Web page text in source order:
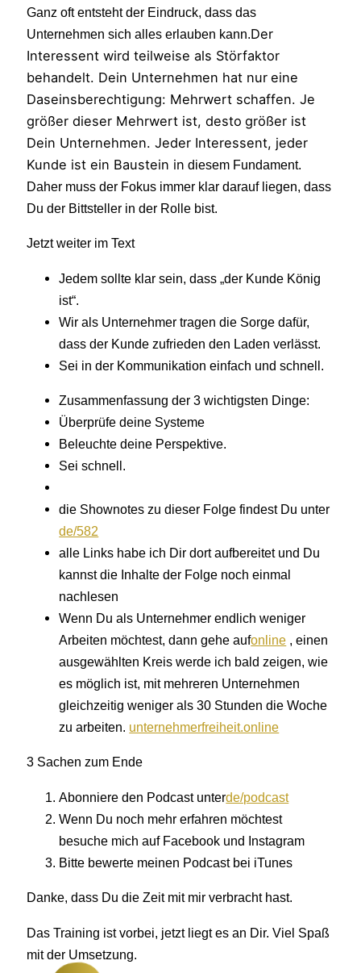
Ganz oft entsteht der Eindruck, dass das
Unternehmen sich alles erlauben kann.Der
Interessent wird teilweise als Störfaktor
behandelt. Dein Unternehmen hat nur eine
Daseinsberechtigung: Mehrwert schaffen. Je
größer dieser Mehrwert ist, desto größer ist
Dein Unternehmen. Jeder Interessent, jeder
Kunde ist ein Baustein in diesem Fundament.
Daher muss der Fokus immer klar darauf liegen, dass
Du der Bittsteller in der Rolle bist.
Jetzt weiter im Text
Jedem sollte klar sein, dass „der Kunde König
ist“.
Wir als Unternehmer tragen die Sorge dafür,
dass der Kunde zufrieden den Laden verlässt.
Sei in der Kommunikation einfach und schnell.
Zusammenfassung der 3 wichtigsten Dinge:
Überprüfe deine Systeme
Beleuchte deine Perspektive.
Sei schnell.
die Shownotes zu dieser Folge findest Du unter
de/582
alle Links habe ich Dir dort aufbereitet und Du
kannst die Inhalte der Folge noch einmal
nachlesen
Wenn Du als Unternehmer endlich weniger
Arbeiten möchtest, dann gehe aufonline , einen
ausgewählten Kreis werde ich bald zeigen, wie
es möglich ist, mit mehreren Unternehmen
gleichzeitig weniger als 30 Stunden die Woche
zu arbeiten. unternehmerfreiheit.online
3 Sachen zum Ende
Abonniere den Podcast unterde/podcast
Wenn Du noch mehr erfahren möchtest
besuche mich auf Facebook und Instagram
Bitte bewerte meinen Podcast bei iTunes
Danke, dass Du die Zeit mit mir verbracht hast.
Das Training ist vorbei, jetzt liegt es an Dir. Viel Spaß
mit der Umsetzung.